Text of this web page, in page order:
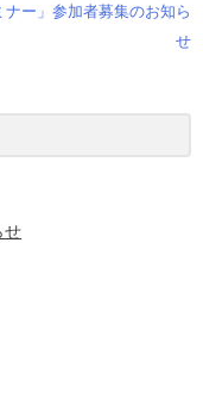
ナー」参加者募集のお知ら
せ
せ